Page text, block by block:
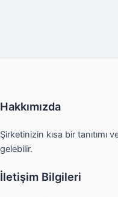
Hakkımızda
Şirketinizin kısa bir
gelebilir.
İletişim Bilgileri